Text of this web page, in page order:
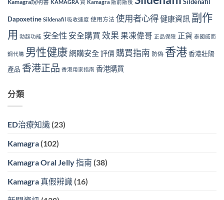
Kamagra說明書 KAMAGRA 買 Kamagra 飯前飯後 Sildenafil
Dapoxetine Sildenafil 吸收速度 使用方法 使用者心得健康資訊 副作
用 勃起功能 安全性 安全購買 效果 果凍偉哥 正品保障 正貨 泰國威而
鋼代購 男性健康網購安全評價 購買指南 防偽 香港香港壯陽
產品 香港正品 香港用家指南 香港購買
分類
ED治療知識 (23)
Kamagra (102)
Kamagra Oral Jelly 指南 (38)
Kamagra 真假辨識 (16)